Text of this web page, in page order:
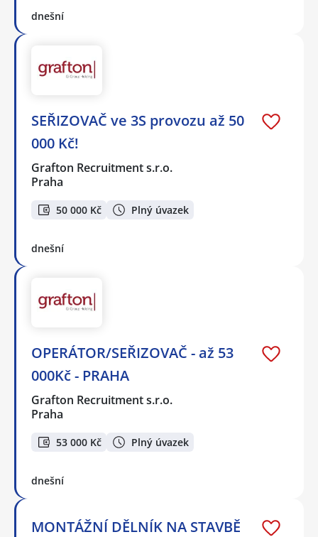
dnešní
SEŘIZOVAČ ve 3S provozu až 50
000 Kč!
Grafton Recruitment s.r.o.
Praha
50 000 Kč Plný úvazek
dnešní
OPERÁTOR/SEŘIZOVAČ - až 53
000Kč - PRAHA
Grafton Recruitment s.r.o.
Praha
53 000 Kč Plný úvazek
dnešní
MONTÁŽNÍ DĚLNÍK NA STAVBĚ